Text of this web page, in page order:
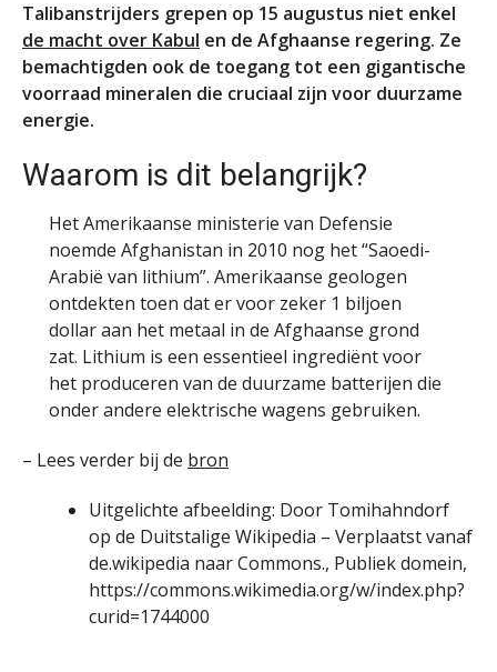
Talibanstrijders grepen op 15 augustus niet enkel
de macht over Kabul en de Afghaanse regering. Ze
bemachtigden ook de toegang tot een gigantische
voorraad mineralen die cruciaal zijn voor duurzame
energie.
Waarom is dit belangrijk?
Het Amerikaanse ministerie van Defensie
noemde Afghanistan in 2010 nog het “Saoedi-
Arabië van lithium”. Amerikaanse geologen
ontdekten toen dat er voor zeker 1 biljoen
dollar aan het metaal in de Afghaanse grond
zat. Lithium is een essentieel ingrediënt voor
het produceren van de duurzame batterijen die
onder andere elektrische wagens gebruiken.
– Lees verder bij de bron
Uitgelichte afbeelding: Door Tomihahndorf
op de Duitstalige Wikipedia – Verplaatst vanaf
de.wikipedia naar Commons., Publiek domein,
https://commons.wikimedia.org/w/index.php?
curid=1744000